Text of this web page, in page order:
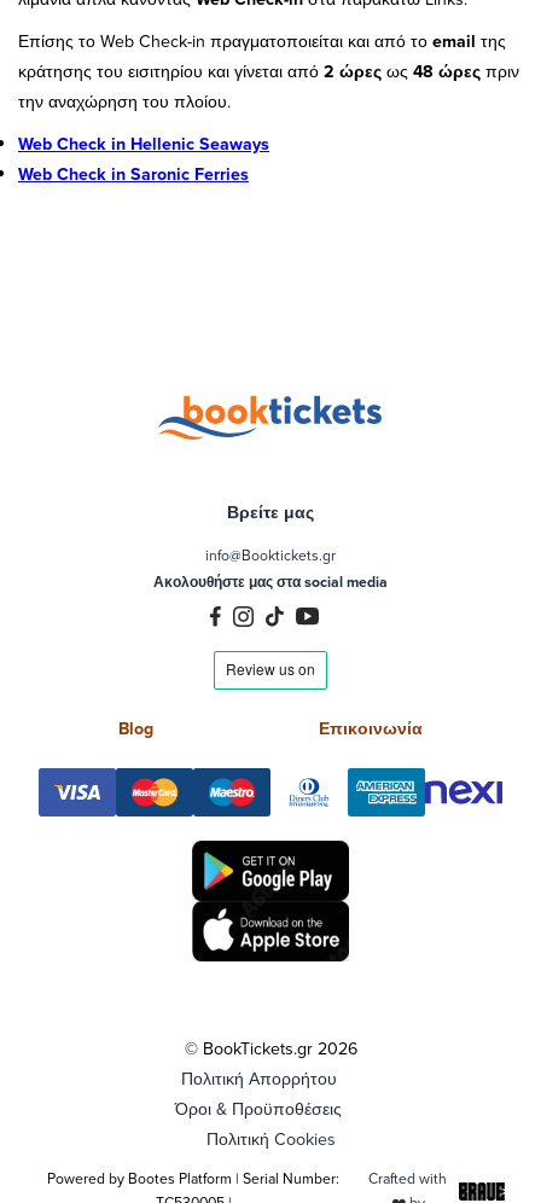
Επίσης το Web Check-in πραγματοποιείται και από το email της
κράτησης του εισιτηρίου και γίνεται από 2 ώρες ως 48 ώρες πριν
την αναχώρηση του πλοίου.
Web Check in Hellenic Seaways
Web Check in Saronic Ferries
Βρείτε μας
info@Booktickets.gr
Ακολουθήστε μας στα social media
Blog Επικοινωνία
© BookTickets.gr 2026
Πολιτική Απορρήτου
Όροι & Προϋποθέσεις
Πολιτική Cookies
Powered by Bootes Platform | Serial Number:
Crafted with